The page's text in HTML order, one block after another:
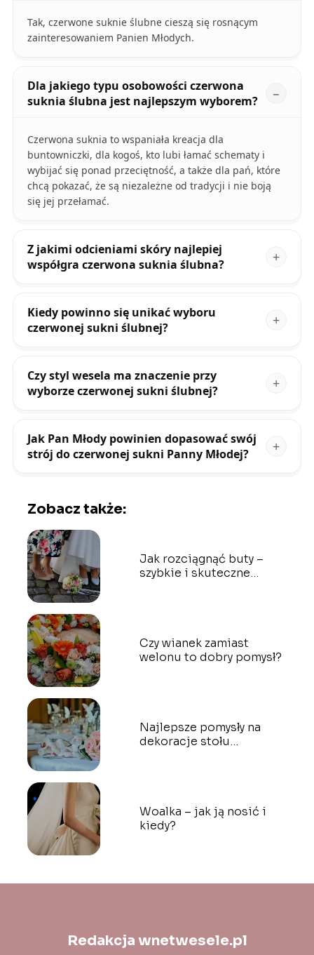
Tak, czerwone suknie ślubne cieszą się rosnącym
zainteresowaniem Panien Młodych.
Dla jakiego typu osobowości czerwona
suknia ślubna jest najlepszym wyborem?
Czerwona suknia to wspaniała kreacja dla
buntowniczki, dla kogoś, kto lubi łamać schematy i
wybijać się ponad przeciętność, a także dla pań, które
chcą pokazać, że są niezależne od tradycji i nie boją
się jej przełamać.
Z jakimi odcieniami skóry najlepiej
współgra czerwona suknia ślubna?
Kiedy powinno się unikać wyboru
czerwonej sukni ślubnej?
Czy styl wesela ma znaczenie przy
wyborze czerwonej sukni ślubnej?
Jak Pan Młody powinien dopasować swój
strój do czerwonej sukni Panny Młodej?
Zobacz także:
Jak rozciągnąć buty –
szybkie i skuteczne
Czy wianek zamiast
welonu to dobry pomysł?
Najlepsze pomysły na
dekoracje stołu
Woalka – jak ją nosić i
kiedy?
Redakcja wnetwesele.pl